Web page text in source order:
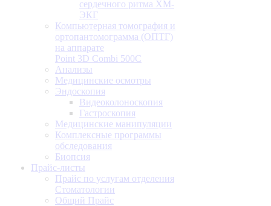
сердечного ритма ХМ-
ЭКГ
Компьютерная томография и
ортопантомограмма (ОПТГ)
на аппарате
Point 3D Combi 500C
Анализы
Медицинские осмотры
Эндоскопия
Видеоколоноскопия
Гастроскопия
Медицинские манипуляции
Комплексные программы
обследования
Биопсия
Прайс-листы
Прайс по услугам отделения
Стоматологии
Общий Прайс